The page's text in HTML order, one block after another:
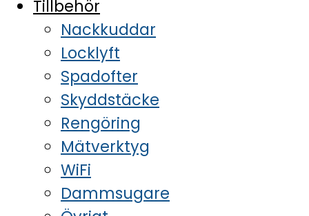
Tillbehör
Nackkuddar
Locklyft
Spadofter
Skyddstäcke
Rengöring
Mätverktyg
WiFi
Dammsugare